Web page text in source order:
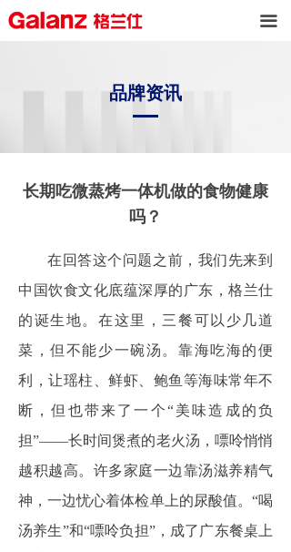
끀
长期吃微蒸烤一体机做的食物健康
吗？
在回答这个问题之前，我们先来到
中国饮食文化底蕴深厚的广东，格兰仕
的诞生地。在这里，三餐可以少几道
菜，但不能少一碗汤。靠海吃海的便
利，让瑶柱、鲜虾、鲍鱼等海味常年不
断，但也带来了一个“美味造成的负
担”——长时间煲煮的老火汤，嘌呤悄悄
越积越高。许多家庭一边靠汤滋养精气
神，一边忧心着体检单上的尿酸值。“喝
汤养生”和“嘌呤负担”，成了广东餐桌上
品牌资讯